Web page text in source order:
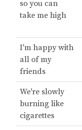
so you can
take me high
I'm happy with
all of my
friends
We're slowly
burning like
cigarettes